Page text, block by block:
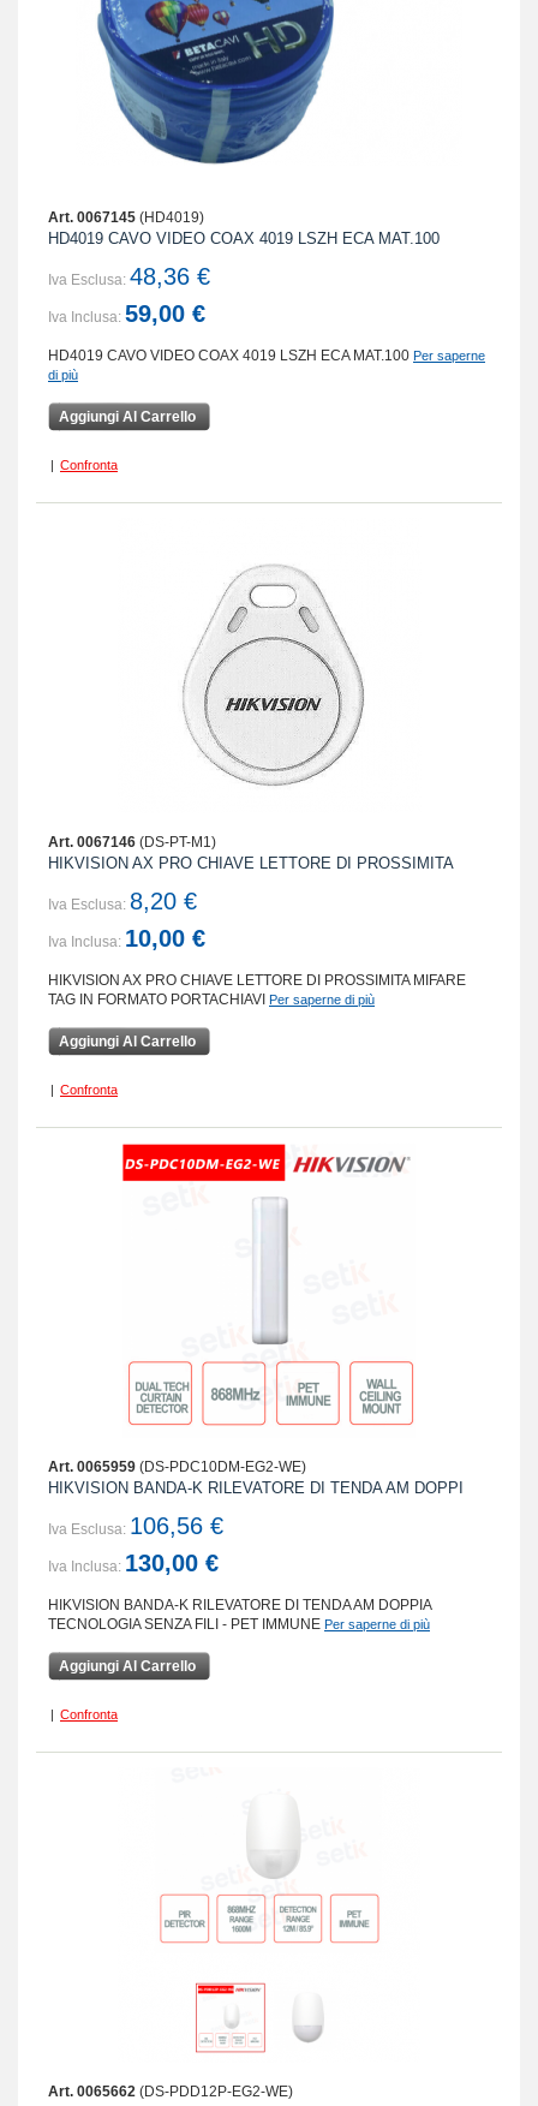
Art. 0067145 (HD4019)
HD4019 CAVO VIDEO COAX 4019 LSZH ECA MAT.100
Iva Esclusa: 48,36 €
Iva Inclusa: 59,00 €
HD4019 CAVO VIDEO COAX 4019 LSZH ECA MAT.100 Per saperne
di più
Aggiungi Al Carrello
| Confronta
Art. 0067146 (DS-PT-M1)
HIKVISION AX PRO CHIAVE LETTORE DI PROSSIMITA
Iva Esclusa: 8,20 €
Iva Inclusa: 10,00 €
HIKVISION AX PRO CHIAVE LETTORE DI PROSSIMITA MIFARE
TAG IN FORMATO PORTACHIAVI Per saperne di più
Aggiungi Al Carrello
| Confronta
Art. 0065959 (DS-PDC10DM-EG2-WE)
HIKVISION BANDA-K RILEVATORE DI TENDA AM DOPPI
Iva Esclusa: 106,56 €
Iva Inclusa: 130,00 €
HIKVISION BANDA-K RILEVATORE DI TENDA AM DOPPIA
TECNOLOGIA SENZA FILI - PET IMMUNE Per saperne di più
Aggiungi Al Carrello
| Confronta
Art. 0065662 (DS-PDD12P-EG2-WE)